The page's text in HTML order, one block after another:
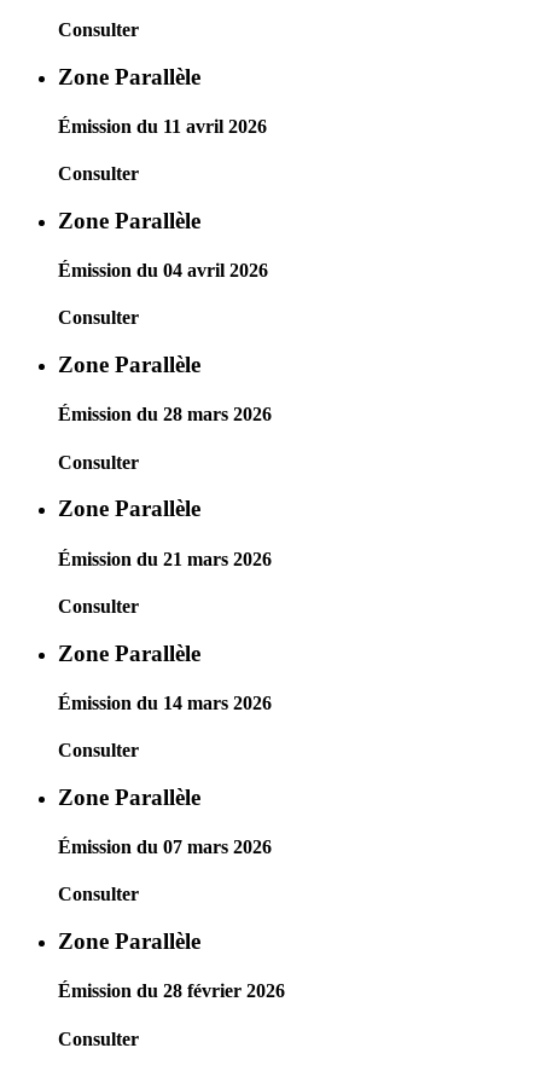
Consulter
Zone Parallèle
Émission du 11 avril 2026
Consulter
Zone Parallèle
Émission du 04 avril 2026
Consulter
Zone Parallèle
Émission du 28 mars 2026
Consulter
Zone Parallèle
Émission du 21 mars 2026
Consulter
Zone Parallèle
Émission du 14 mars 2026
Consulter
Zone Parallèle
Émission du 07 mars 2026
Consulter
Zone Parallèle
Émission du 28 février 2026
Consulter